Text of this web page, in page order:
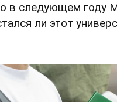
в следующем году
ли этот